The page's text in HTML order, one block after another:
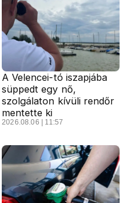
A Velencei-tó iszapjába
süppedt egy nő,
szolgálaton kívüli rendőr
mentette ki
2026.08.06 | 11:57